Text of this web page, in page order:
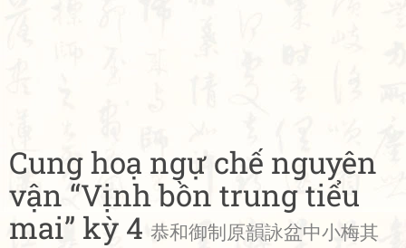
Cung hoạ ngự chế nguyên
vận “Vịnh bồn trung tiểu
mai” kỳ 4 恭和御制原韻詠盆中小梅其